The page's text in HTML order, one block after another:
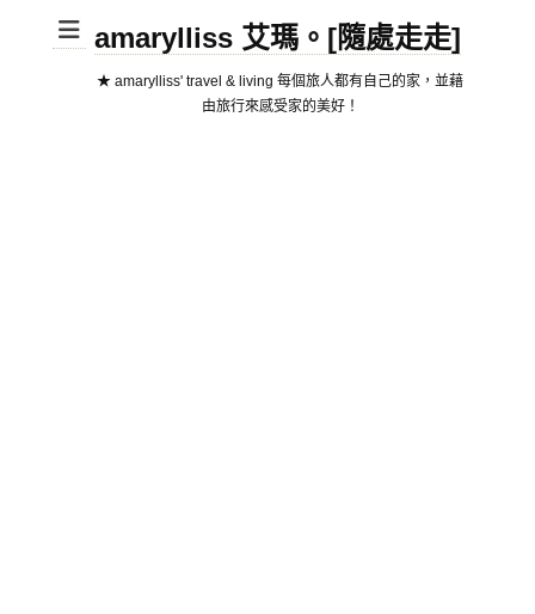
amarylliss 艾瑪。[隨處走走]
★ amarylliss' travel & living 每個旅人都有自己的家，並藉
由旅行來感受家的美好！